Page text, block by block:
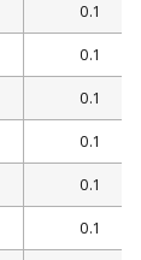
0.1
0.1
0.1
0.1
0.1
0.1